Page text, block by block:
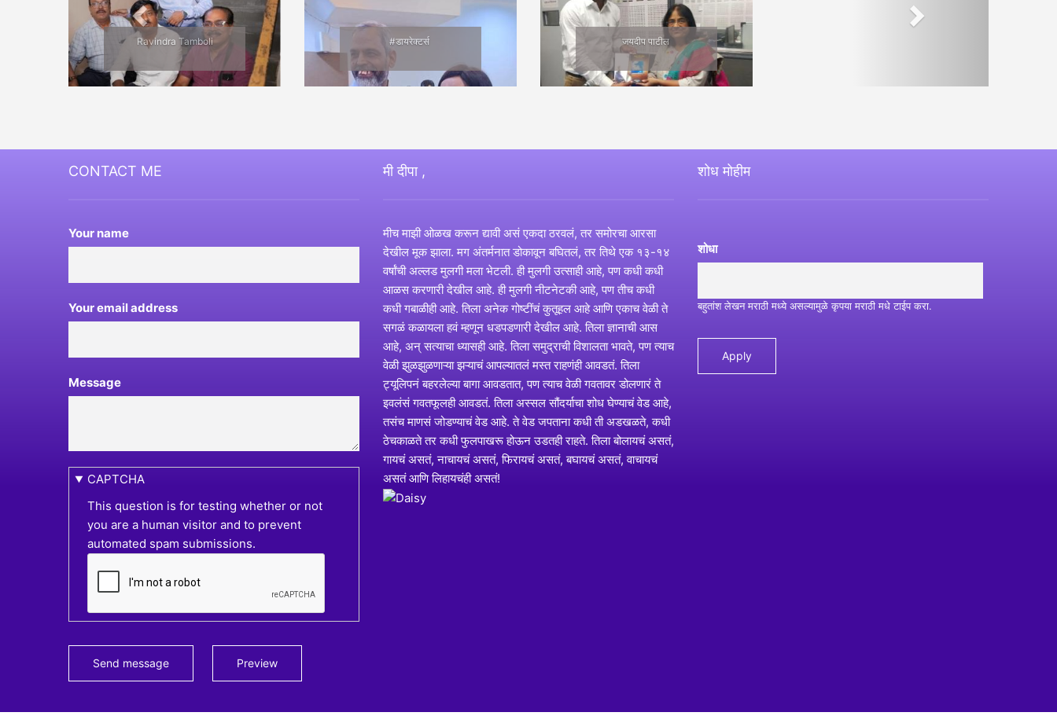
Ravindra Tamboli #डायरेक्टर्स जयदीप पाटील
CONTACT ME
Your name
Your email address
Message
CAPTCHA
This question is for testing whether or not
you are a human visitor and to prevent
automated spam submissions.
मी दीपा ,
मीच माझी ओळख करून द्यावी असं एकदा ठरवलं, तर समोरचा आरसा
देखील मूक झाला. मग अंतर्मनात डोकावून बघितलं, तर तिथे एक १३-१४
वर्षांची अल्लड मुलगी मला भेटली. ही मुलगी उत्साही आहे, पण कधी कधी
आळस करणारी देखील आहे. ही मुलगी नीटनेटकी आहे, पण तीच कधी
कधी गबाळीही आहे. तिला अनेक गोष्टींचं कुतूहल आहे आणि एकाच वेळी ते
सगळं कळायला हवं म्हणून धडपडणारी देखील आहे. तिला ज्ञानाची आस
आहे, अन् सत्याचा ध्यासही आहे. तिला समुद्राची विशालता भावते, पण त्याच
वेळी झुळझुळणाऱ्या झऱ्याचं आपल्यातलं मस्त राहणंही आवडतं. तिला
ट्यूलिपनं बहरलेल्या बागा आवडतात, पण त्याच वेळी गवतावर डोलणारं ते
इवलंसं गवतफूलही आवडतं. तिला अस्सल सौंदर्याचा शोध घेण्याचं वेड आहे,
तसंच माणसं जोडण्याचं वेड आहे. ते वेड जपताना कधी ती अडखळते, कधी
ठेचकाळते तर कधी फुलपाखरू होऊन उडतही राहते. तिला बोलायचं असतं,
गायचं असतं, नाचायचं असतं, फिरायचं असतं, बघायचं असतं, वाचायचं
असतं आणि लिहायचंही असतं!
शोध मोहीम
शोधा
बहुतांश लेखन मराठी मध्ये असल्यामुळे कृपया मराठी मधे टाईप करा.